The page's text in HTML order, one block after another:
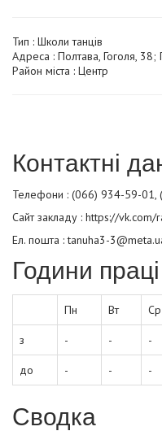
Тип : Школи танців
Адреса : Полтава, Гоголя, 38;
Район міста : Центр
Контактні
Телефони : (066) 934-59-01,
Сайт закладу : https://vk.com/
Ел. пошта : tanuha3-
Години праці
Пн Вт Ср
з - - -
до - - -
Сводка